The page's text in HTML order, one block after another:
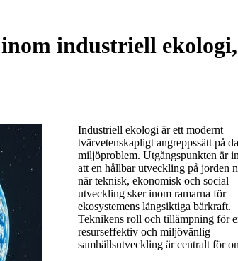
industriell
Industriell ekologi är ett modernt
tvärvetenskapligt angreppssätt på
miljöproblem. Utgångspunkten är
att en hållbar utveckling på jorden
när teknisk, ekonomisk och social
utveckling sker inom ramarna för
ekosystemens långsiktiga bärkraft.
Teknikens roll och tillämpning för
resurseffektiv och miljövänlig
samhällsutveckling är centralt för